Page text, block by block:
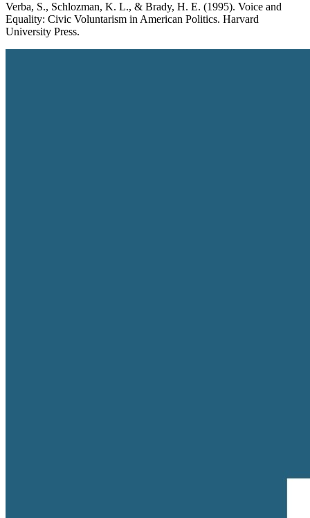
Verba, S., Schlozman, K. L., & Brady, H. E. (1995). Voice and
Equality: Civic Voluntarism in American Politics. Harvard
University Press.